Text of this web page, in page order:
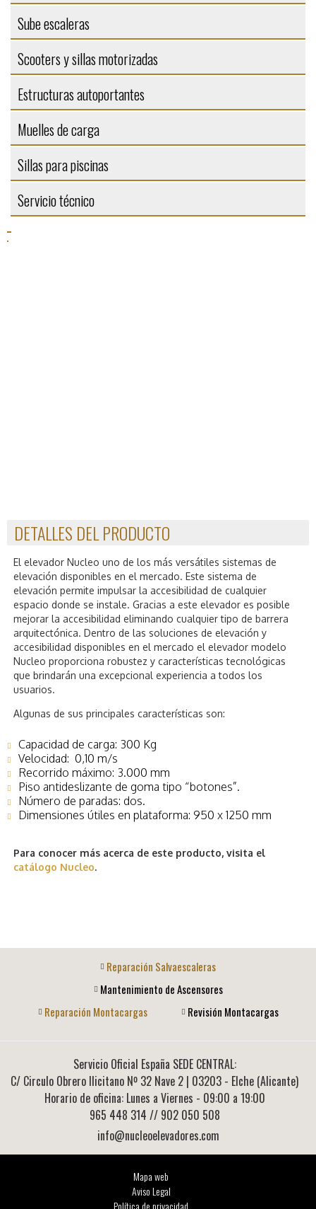
Sube escaleras
Scooters y sillas motorizadas
Estructuras autoportantes
Muelles de carga
Sillas para piscinas
Servicio técnico
DETALLES DEL PRODUCTO
El elevador Nucleo uno de los más versátiles sistemas de
elevación disponibles en el mercado. Este sistema de
elevación permite impulsar la accesibilidad de cualquier
espacio donde se instale. Gracias a este elevador es posible
mejorar la accesibilidad eliminando cualquier tipo de barrera
arquitectónica. Dentro de las soluciones de elevación y
accesibilidad disponibles en el mercado el elevador modelo
Nucleo proporciona robustez y características tecnológicas
que brindarán una excepcional experiencia a todos los
usuarios.
Algunas de sus principales características son:
Capacidad de carga: 300 Kg
Velocidad: 0,10 m/s
Recorrido máximo: 3.000 mm
Piso antideslizante de goma tipo “botones”.
Número de paradas: dos.
Dimensiones útiles en plataforma: 950 x 1250 mm
Para conocer más acerca de este producto, visita el
catálogo Nucleo.
Reparación Salvaescaleras
Mantenimiento de Ascensores
Reparación Montacargas
Revisión Montacargas
Servicio Oficial España SEDE CENTRAL:
C/ Circulo Obrero Ilicitano Nº 32 Nave 2 | 03203 - Elche (Alicante)
Horario de oficina: Lunes a Viernes - 09:00 a 19:00
965 448 314// 902 050 508
info@nucleoelevadores.com
Mapa web
Aviso Legal
Política de privacidad